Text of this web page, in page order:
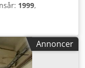
1999,
- 750 - årgang
min. 100 mm /
min. 80 mm / maks.
720 mm
Annoncer